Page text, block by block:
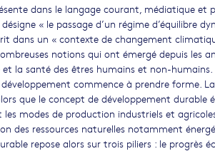
dans le langage courant, médiatique
« le passage d’un régime d’équilibre
dans un « contexte de changement
notions qui ont émergé depuis les
la santé des êtres humains et non-humains.
commence à prendre forme.
que le concept de développement
modes de production industriels et
des ressources naturelles notamment
repose alors sur trois piliers : le progrès